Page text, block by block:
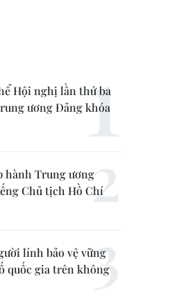
Hội nghị lần thứ ba
ương Đảng khóa
hành Trung ương
Chủ tịch Hồ Chí
lính bảo vệ vững
quốc gia trên không